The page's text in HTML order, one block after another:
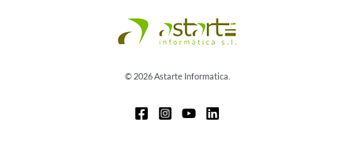
© 2026 Astarte Informatica.